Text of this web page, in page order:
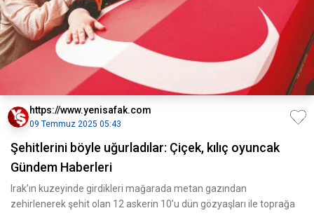
https://www.yenisafak.com
09 Temmuz 2025 05:43
Şehitlerini böyle uğurladılar: Çiçek, kılıç oyuncak
Gündem Haberleri
Irak’ın kuzeyinde girdikleri mağarada metan gazından
zehirlenerek şehit olan 12 askerin 10’u dün gözyaşları ile toprağa